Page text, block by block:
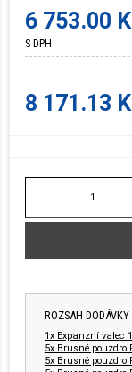
6 753.00
S DPH
8 171.13
ROZSAH DODÁVKY
1x Expanzní valec
5x Brusné pouzdro
5x Brusné pouzdro